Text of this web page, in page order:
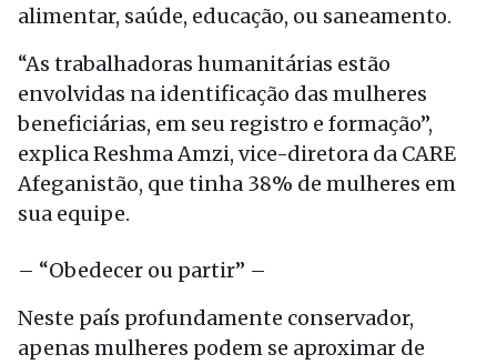
alimentar, saúde, educação, ou saneamento.
“As trabalhadoras humanitárias estão
envolvidas na identificação das mulheres
beneficiárias, em seu registro e formação”,
explica Reshma Amzi, vice-diretora da CARE
Afeganistão, que tinha 38% de mulheres em
sua equipe.
– “Obedecer ou partir” –
Neste país profundamente conservador,
apenas mulheres podem se aproximar de